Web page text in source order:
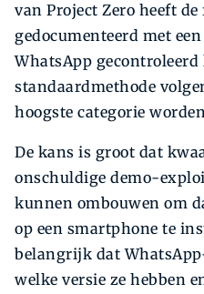
van Project Zero heeft
gedocumenteerd met
WhatsApp
standaardmethode
hoogste categorie
De kans is groot dat
onschuldige demo-
kunnen ombouwen om
op een smartphone te
belangrijk dat
welke versie ze hebben